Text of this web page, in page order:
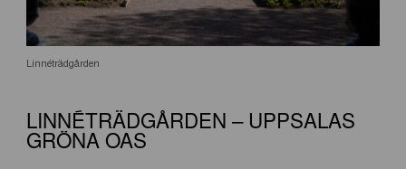
Linnéträdgården
LINNÉTRÄDGÅRDEN – UPPSALAS
GRÖNA OAS